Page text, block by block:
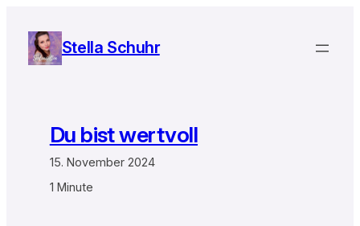
Inhalt
springen
Stella Schuhr
Du bist wertvoll
15. November 2024
1 Minute